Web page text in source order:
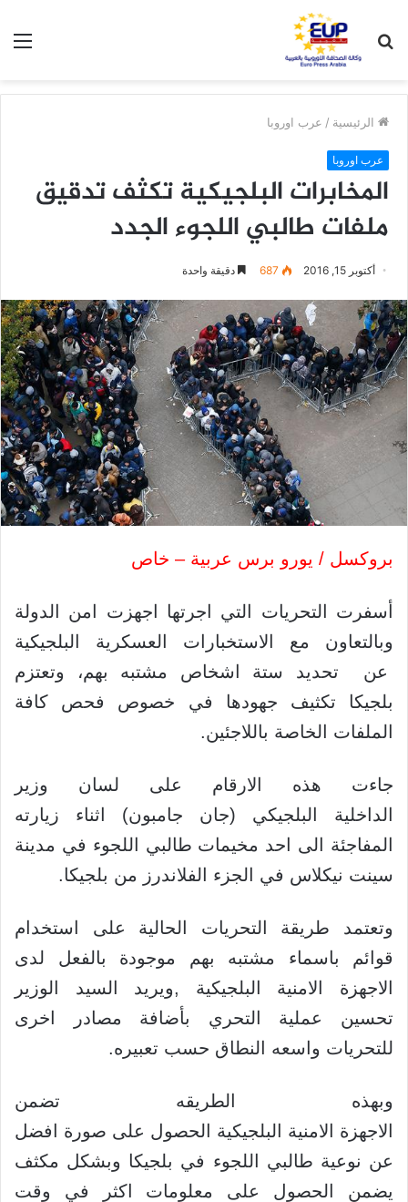
عن
الرئيسية / عرب اوروبا
عرب اوروبا
المخابرات البلجيكية تكثف تدقيق
ملفات طالبي اللجوء الجدد
أكتوبر 15, 2016 687 دقيقة واحدة
بروكسل / يورو برس عربية – خاص
أسفرت التحريات التي اجرتها اجهزت امن الدولة
وبالتعاون مع الاستخبارات العسكرية البلجيكية
عن تحديد ستة اشخاص مشتبه بهم، وتعتزم
بلجيكا تكثيف جهودها في خصوص فحص كافة
الملفات الخاصة باللاجئين.
جاءت هذه الارقام على لسان وزير
الداخلية البلجيكي (جان جامبون) اثناء زيارته
المفاجئة الى احد مخيمات طالبي اللجوء في مدينة
سينت نيكلاس في الجزء الفلاندرز من بلجيكا.
وتعتمد طريقة التحريات الحالية على استخدام
قوائم باسماء مشتبه بهم موجودة بالفعل لدى
الاجهزة الامنية البلجيكية ,ويريد السيد الوزير
تحسين عملية التحري بأضافة مصادر اخرى
للتحريات واسعه النطاق حسب تعبيره.
وبهذه الطريقه تضمن
الاجهزة الامنية البلجيكية الحصول على صورة افضل
عن نوعية طالبي اللجوء في بلجيكا وبشكل مكثف
يضمن الحصول على معلومات اكثر في وقت